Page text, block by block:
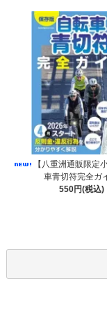
【八重洲通販限定
車青切符完全ガ
550円(税込)